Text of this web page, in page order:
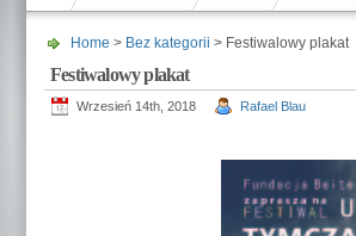
Home > Bez kategorii > Festiwalowy plakat
Festiwalowy plakat
Wrzesień 14th, 2018 Rafael Blau